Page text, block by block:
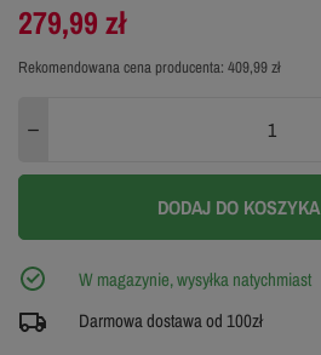
Rekomendowana cena producenta: 409,99 zł
279,99 zł
DODAJ DO KOSZYKA
W magazynie, wysyłka natychmiast
Darmowa dostawa od 100zł